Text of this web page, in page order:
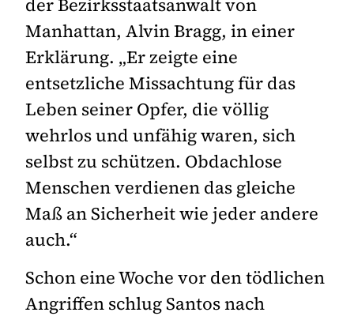
der Bezirksstaatsanwalt von
Manhattan, Alvin Bragg, in einer
Erklärung. „Er zeigte eine
entsetzliche Missachtung für das
Leben seiner Opfer, die völlig
wehrlos und unfähig waren, sich
selbst zu schützen. Obdachlose
Menschen verdienen das gleiche
Maß an Sicherheit wie jeder andere
auch.“
Schon eine Woche vor den tödlichen
Angriffen schlug Santos nach